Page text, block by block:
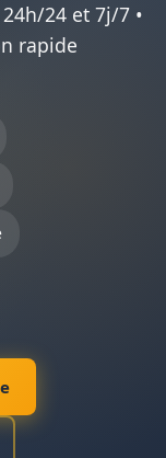
24 et 7j/7 •
rapide